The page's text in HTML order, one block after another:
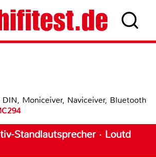
Moniceiver, Naviceiver, Bluetooth
Standlautsprecher · Loutd